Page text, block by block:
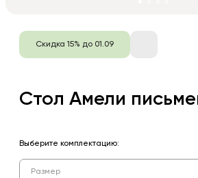
Скидка 15% до 01.09
Стол Амели
Выберите комплектацию:
Размер